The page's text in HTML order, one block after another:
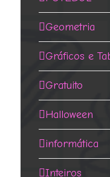
Geometria
Gráficos e
Gratuito
Halloween
informática
Inteiros